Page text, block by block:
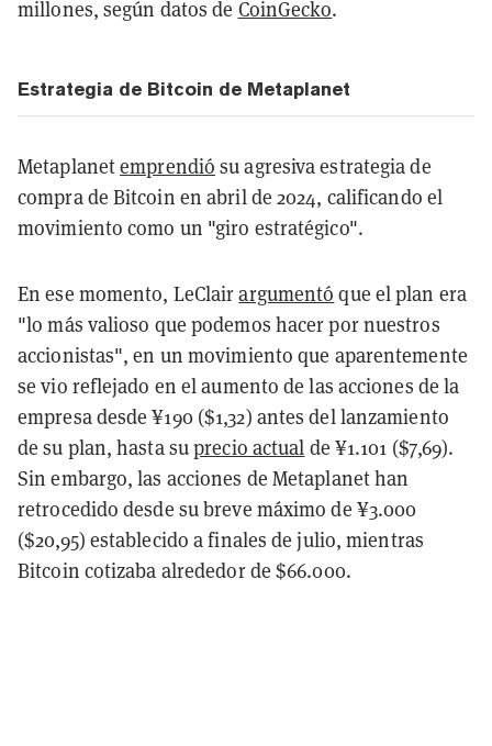
millones, según datos de CoinGecko.
Estrategia de Bitcoin de Metaplanet
Metaplanetemprendió su agresiva estrategia de
compra de Bitcoin en abril de 2024, calificando el
movimiento como un "giro estratégico".
En ese momento, LeClairargumentó que el plan era
"lo más valioso que podemos hacer por nuestros
accionistas", en un movimiento que aparentemente
se vio reflejado en el aumento de las acciones de la
empresa desde ¥190 ($1,32) antes del lanzamiento
de su plan, hasta suprecio actual de ¥1.101 ($7,69).
Sin embargo, las acciones de Metaplanet han
retrocedido desde su breve máximo de ¥3.000
($20,95) establecido a finales de julio, mientras
Bitcoin cotizaba alrededor de $66.000.